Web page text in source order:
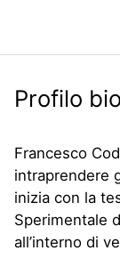
Profilo
Francesco
intraprendere
inizia con la
Sperimentale
all’interno di